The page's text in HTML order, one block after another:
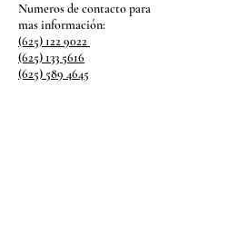
Numeros de contacto para
masinformación:
(625) 122 9022
(625) 133 5616
(625) 589 4645